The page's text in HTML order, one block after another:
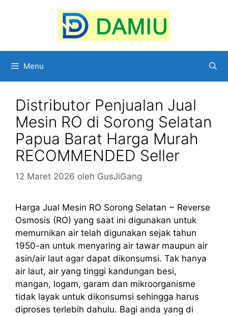
Menu
Distributor Penjualan Jual
Mesin RO di Sorong Selatan
Papua Barat Harga Murah
RECOMMENDED Seller
12 Maret 2026 oleh GusJiGang
Harga Jual Mesin RO Sorong Selatan ~ Reverse
Osmosis (RO) yang saat ini digunakan untuk
memurnikan air telah digunakan sejak tahun
1950-an untuk menyaring air tawar maupun air
asin/air laut agar dapat dikonsumsi. Tak hanya
air laut, air yang tinggi kandungan besi,
mangan, logam, garam dan mikroorganisme
tidak layak untuk dikonsumsi sehingga harus
diproses terlebih dahulu. Bagi anda yang di